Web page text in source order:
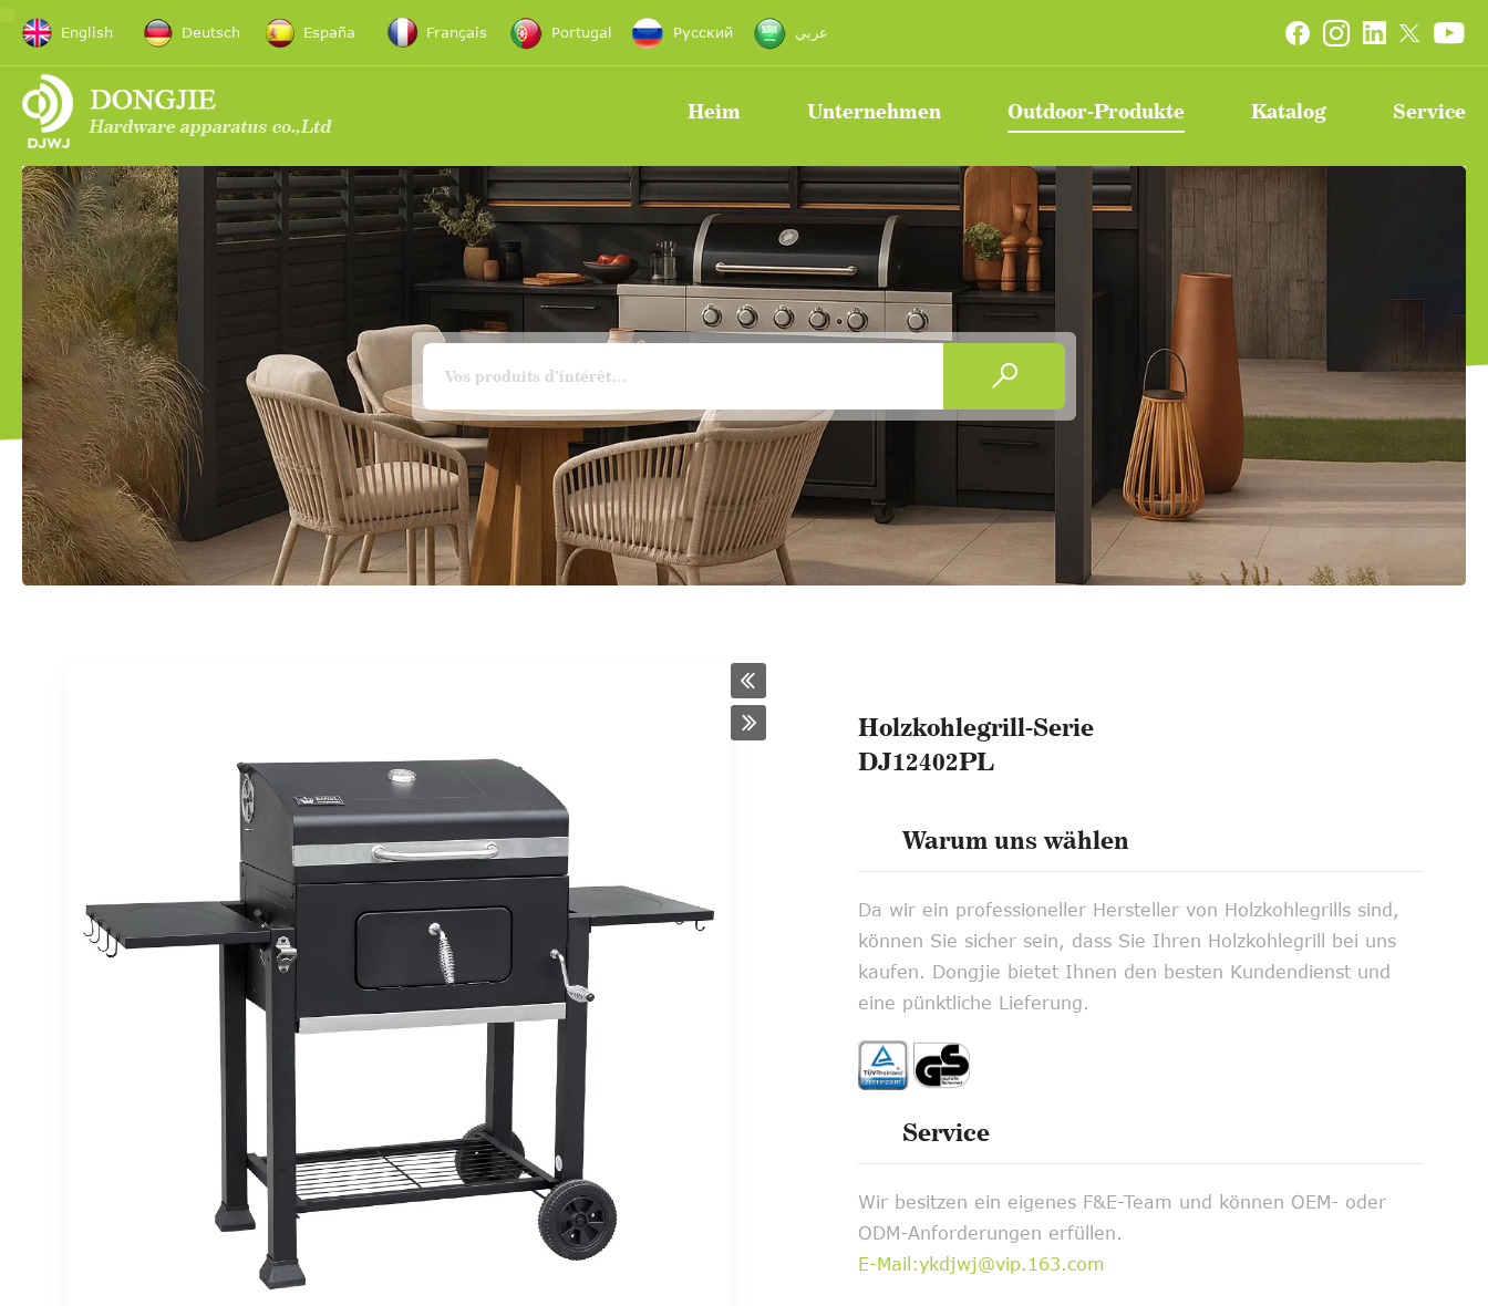
English Deutsch España Français Portugal Русский عربي  
Heim Unternehmen Outdoor-Produkte Katalog Service
Holzkohlegrill-Serie
DJ12402PL
Warum uns wählen
Da wir ein professioneller Hersteller von Holzkohlegrills sind,
können Sie sicher sein, dass Sie Ihren Holzkohlegrill bei uns
kaufen. Dongjie bietet Ihnen den besten Kundendienst und
eine pünktliche Lieferung.
Service
Wir besitzen ein eigenes F&E-Team und können OEM- oder
ODM-Anforderungen erfüllen.
E-Mail:ykdjwj@vip.163.com